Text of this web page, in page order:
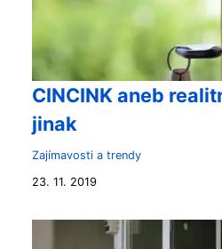
CINCINK aneb
jinak
Zajímavosti a trendy
23. 11. 2019